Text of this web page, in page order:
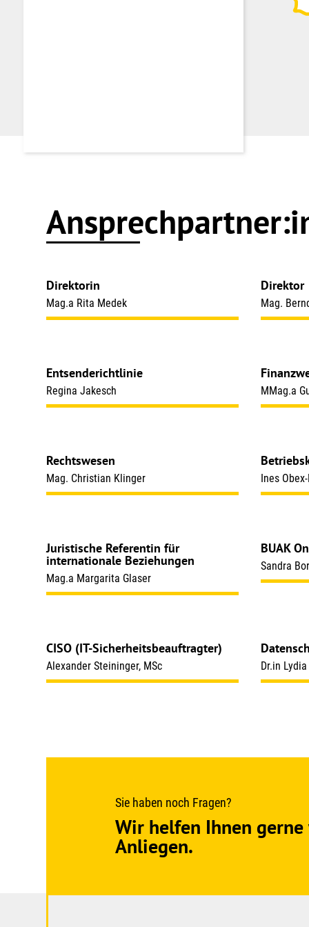
Direktorin
Mag.a Rita Medek
Direktor
Mag.
Entsenderichtlinie
Regina Jakesch MMag.a
Rechtswesen
Mag. Christian Klinger Ines
Juristische Referentin für
internationale Beziehungen
Mag.a Margarita Glaser
BUAK
Sandra
CISO (IT-Sicherheitsbeauftragter)
Alexander Steininger, MSc Dr.in
Sie haben noch Fragen?
Wir helfen Ihnen
Anliegen.